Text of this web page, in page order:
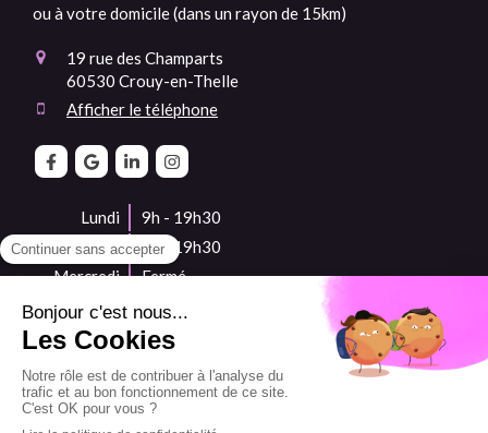
ou à votre domicile (dans un rayon de 15km)
19 rue des Champarts
60530 Crouy-en-Thelle
Afficher le téléphone
Lundi
9h - 19h30
Mardi
9h - 19h30
Mercredi
Fermé
Jeudi
9h - 19h30
Vendredi
9h - 19h30
Dimanche
Fermé